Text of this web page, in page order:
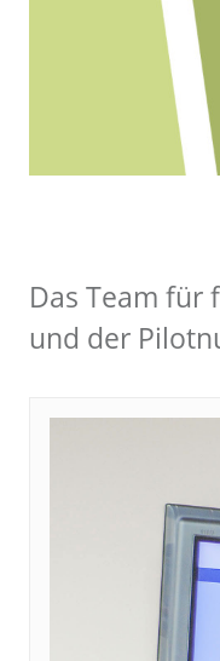
Das Team für
und der